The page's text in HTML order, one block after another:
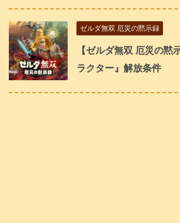
ゼルダ無双 厄災の黙示録
【ゼルダ無双 厄災の黙
ラクター』解放条件